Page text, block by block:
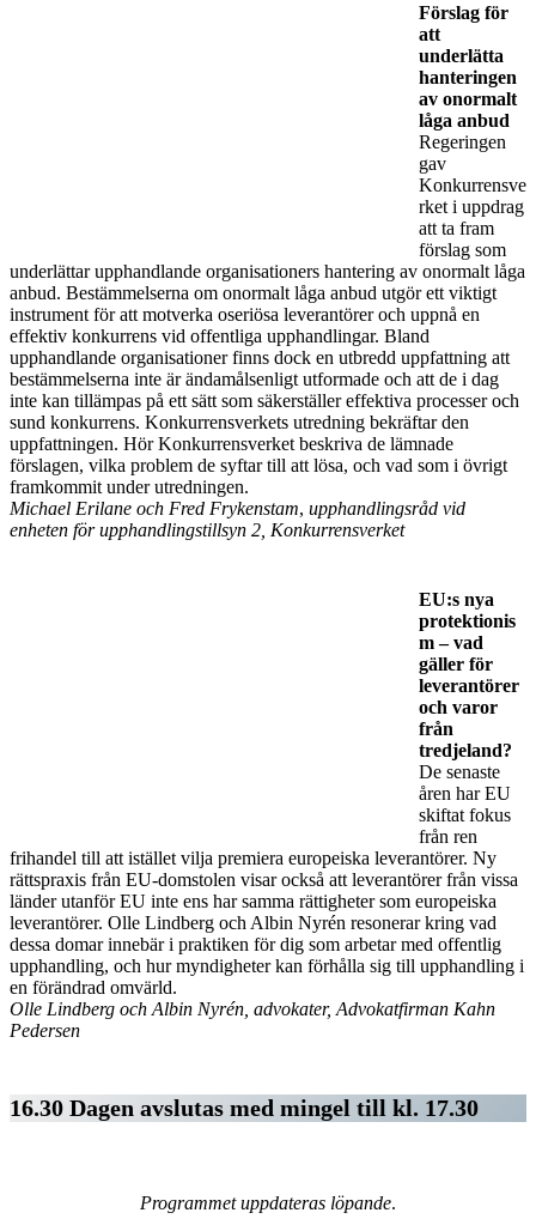
Förslag för
att
underlätta
hanteringen
av onormalt
låga anbud
Regeringen
gav
Konkurrensve
rket i uppdrag
att ta fram
förslag som
underlättar upphandlande organisationers hantering av onormalt låga
anbud. Bestämmelserna om onormalt låga anbud utgör ett viktigt
instrument för att motverka oseriösa leverantörer och uppnå en
effektiv konkurrens vid offentliga upphandlingar. Bland
upphandlande organisationer finns dock en utbredd uppfattning att
bestämmelserna inte är ändamålsenligt utformade och att de i dag
inte kan tillämpas på ett sätt som säkerställer effektiva processer och
sund konkurrens. Konkurrensverkets utredning bekräftar den
uppfattningen. Hör Konkurrensverket beskriva de lämnade
förslagen, vilka problem de syftar till att lösa, och vad som i övrigt
framkommit under utredningen.
Michael Erilane och Fred Frykenstam, upphandlingsråd vid
enheten för upphandlingstillsyn 2, Konkurrensverket
EU:s nya
protektionis
m – vad
gäller för
leverantörer
och varor
från
tredjeland?
De senaste
åren har EU
skiftat fokus
från ren
frihandel till att istället vilja premiera europeiska leverantörer. Ny
rättspraxis från EU-domstolen visar också att leverantörer från vissa
länder utanför EU inte ens har samma rättigheter som europeiska
leverantörer. Olle Lindberg och Albin Nyrén resonerar kring vad
dessa domar innebär i praktiken för dig som arbetar med offentlig
upphandling, och hur myndigheter kan förhålla sig till upphandling i
en förändrad omvärld.
Olle Lindberg och Albin Nyrén, advokater, Advokatfirman Kahn
Pedersen
16.30 Dagen avslutas med mingel till kl. 17.30
Programmet uppdateras löpande.